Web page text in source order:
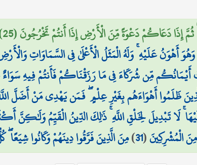
إِذَا دَعَاكُمْ دَعْوَةً مِّنَ الْأَرْضِ إِذَا أَنتُمْ تَخْرُجُونَ (25)
أَهْوَنُ عَلَيْهِ ۚ وَلَهُ الْمَثَلُ الْأَعْلَىٰ فِي السَّمَاوَاتِ
مِّن شُرَكَاءَ فِي مَا رَزَقْنَاكُمْ فَأَنتُمْ فِيهِ
ظَلَمُوا أَهْوَاءَهُم بِغَيْرِ عِلْمٍ ۖ فَمَن يَهْدِي مَنْ أَضَلَّ
لَا تَبْدِيلَ لِخَلْقِ اللَّهِ ۚ ذَٰلِكَ الدِّينُ الْقَيِّمُ وَلَٰكِنَّ
الْمُشْرِكِينَ(
31
)مِنَ الَّذِينَ فَرَّقُوا دِينَهُمْ وَكَانُوا